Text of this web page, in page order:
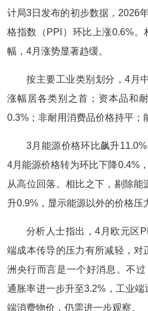
计局3日发布的初步数据，2026
格指数（PPI）环比上涨0.6%
幅，4月涨势显著趋缓。
按主要工业类别划分，4月
涨幅居各类别之首；资本品和
0.3%；非耐用消费品价格持平；
3月能源价格环比飙升
4月能源价格转为环比下降0.4%
从高位回落。相比之下，剔除能
升0.9%，显示能源以外的价格压
分析人士指出，4月欧元区
端成本传导的压力有所减轻，对
洲央行而言是一个好消息。不
通胀率进一步升至3.2%，工业
端消费物价，仍需进一步观察。